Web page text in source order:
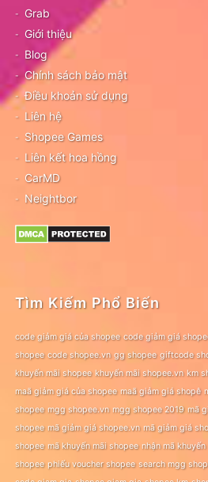
Grab
Giới thiệu
Blog
Chính sách bảo mật
Điều khoản sử dụng
Liên hệ
Shopee Games
Liên kết hoa hồng
CarMD
Neightbor
Tìm Kiếm Phổ Biến
code giảm giá của shopee code giảm giá
shopee code shopee.vn gg shopee giftcode
khuyến mãi shopee khuyến mãi shopee.vn km
maã giảm giá của shopee maã giảm giá shopê
shopee mgg shopee.vn mgg shopee 2019 mã
shopee mã giảm giá shopee.vn mã giảm giá
shopee mã khuyến mãi shopee nhận mã
shopee phiếu voucher shopee search mgg